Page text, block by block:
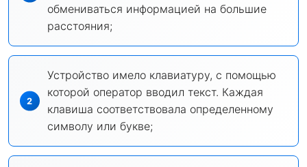
обмениваться информацией на большие
расстояния;
Устройство имело клавиатуру, с помощью
которой оператор вводил текст. Каждая
клавиша соответствовала определенному
символу или букве;